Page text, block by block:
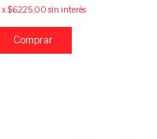
x$6.225,00 sin interés
Comprar